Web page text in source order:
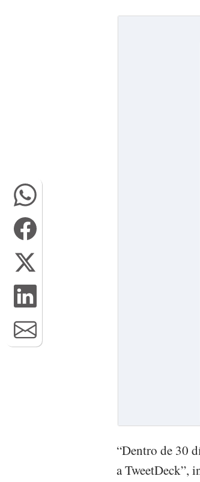
“Dentro de 30
a TweetDeck”,